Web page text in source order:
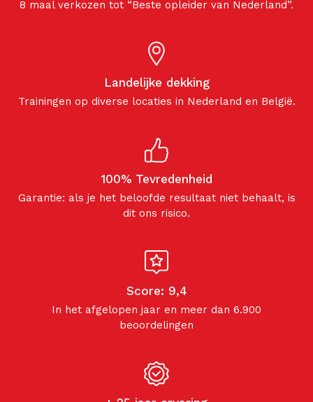
8 maal verkozen tot “Beste opleider van Nederland”.
Landelijke dekking
Trainingen op diverse locaties in Nederland en België.
100% Tevredenheid
Garantie: als je het beloofde resultaat niet behaalt, is
dit ons risico.
Score: 9,4
In het afgelopen jaar en meer dan 6.900
beoordelingen